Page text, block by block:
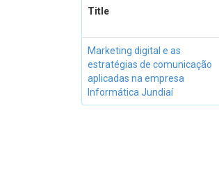
Title
Marketing digital e as
estratégias de comunicação
aplicadas na empresa
Informática Jundiaí